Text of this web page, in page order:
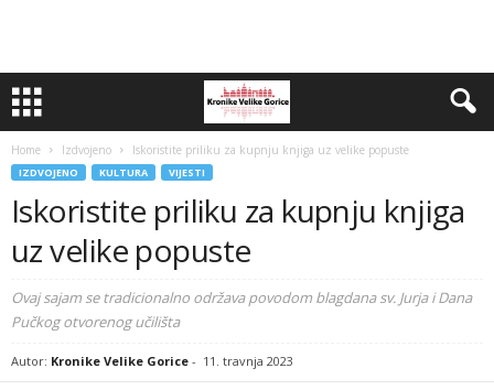
Home Izdvojeno Iskoristite priliku za kupnju knjiga uz velike popuste
IZDVOJENO KULTURA VIJESTI
Iskoristite priliku za kupnju knjiga
uz velike popuste
Ovaj sajam se tradicionalno održava povodom blagdana sv. Jurja i Dana
Pučkog otvorenog učilišta
Autor: Kronike Velike Gorice - 11. travnja 2023